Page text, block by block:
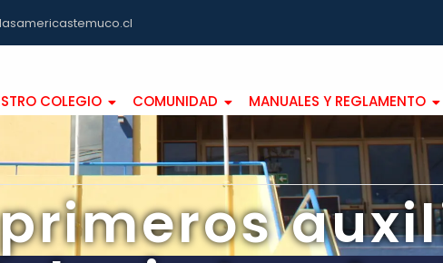
COLEGIO COMUNIDAD MANUALES Y REGLAMENTO